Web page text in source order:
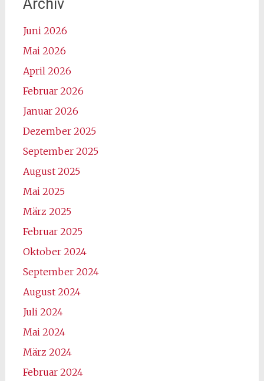
Archiv
Juni 2026
Mai 2026
April 2026
Februar 2026
Januar 2026
Dezember 2025
September 2025
August 2025
Mai 2025
März 2025
Februar 2025
Oktober 2024
September 2024
August 2024
Juli 2024
Mai 2024
März 2024
Februar 2024